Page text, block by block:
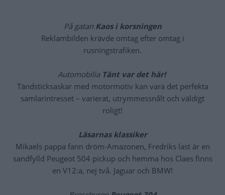
På gatan Kaos i korsningen
Reklambilden krävde omtag efter omtag i
rusningstrafiken.
Automobilia Tänt var det här!
Tändsticksaskar med motormotiv kan vara det perfekta
samlarintresset – varierat, utrymmessnålt och väldigt
roligt!
Läsarnas klassiker
Mikaels pappa fann dröm-Amazonen, Fredriks last är en
sandfylld Peugeot 504 pickup och hemma hos Claes finns
en V12:a, nej två. Jaguar och BMW!